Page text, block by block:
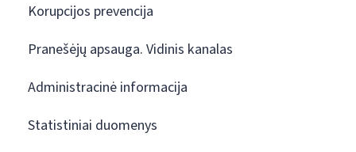
Korupcijos prevencija
Pranešėjų apsauga. Vidinis kanalas
Administracinė informacija
Statistiniai duomenys